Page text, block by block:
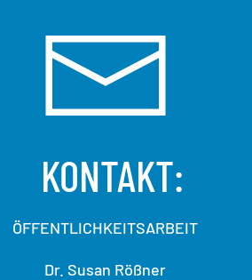
KONTAKT:
ÖFFENTLICHKEITSARBEIT
Dr. Susan Rößner